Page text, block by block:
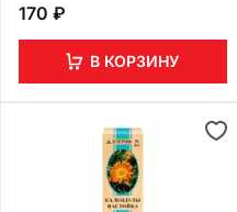
170 ₽
В КОРЗИНУ